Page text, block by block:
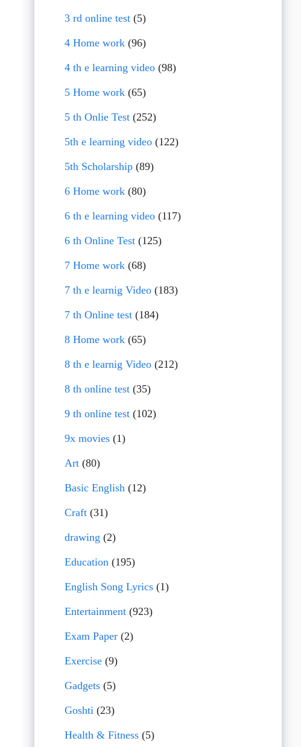
3 rd online test (5)
4 Home work (96)
4 th e learning video (98)
5 Home work (65)
5 th Onlie Test (252)
5th e learning video (122)
5th Scholarship (89)
6 Home work (80)
6 th e learning video (117)
6 th Online Test (125)
7 Home work (68)
7 th e learnig Video (183)
7 th Online test (184)
8 Home work (65)
8 th e learnig Video (212)
8 th online test (35)
9 th online test (102)
9x movies (1)
Art (80)
Basic English (12)
Craft (31)
drawing (2)
Education (195)
English Song Lyrics (1)
Entertainment (923)
Exam Paper (2)
Exercise (9)
Gadgets (5)
Goshti (23)
Health & Fitness (5)